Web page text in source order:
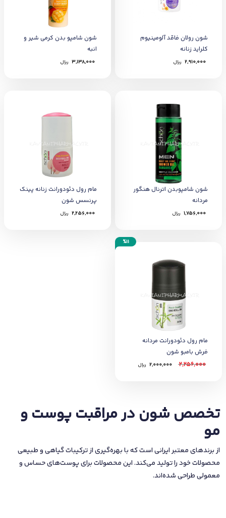
شون رولان فاقد آلومينيوم
کلرايد زنانه
2,910,000 ﷼
شون شامپو بدن کرمی شیر و
انبه
3,138,000 ﷼
شون شامپوبدن اترنال هنگور
مردانه
1,756,000 ﷼
مام رول دئودورانت زنانه پینک
پرنسس شون
2,256,000 ﷼
%11
مام رول دئودورانت مردانه
فرش بامبو شون
2,256,000
2,000,000 ﷼
تخصص شون در مراقبت پوست و
مو
از برندهای معتبر ایرانی است که با بهره‌گیری از ترکیبات گیاهی و طبیعی
محصولات خود را تولید می‌کند. این محصولات برای پوست‌های حساس و
معمولی طراحی شده‌اند.